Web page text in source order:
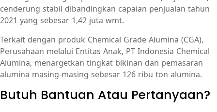
cenderung stabil dibandingkan capaian penjualan tahun
2021 yang sebesar 1,42 juta wmt.
Terkait dengan produk Chemical Grade Alumina (CGA),
Perusahaan melalui Entitas Anak, PT Indonesia Chemical
Alumina, menargetkan tingkat bikinan dan pemasaran
alumina masing-masing sebesar 126 ribu ton alumina.
Butuh Bantuan Atau Pertanyaan?